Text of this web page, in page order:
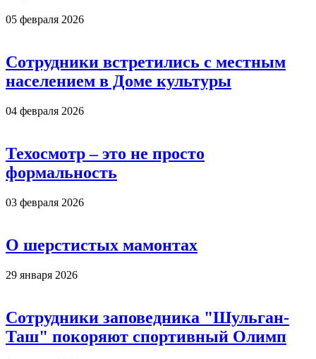
05 февраля 2026
Сотрудники встретились с местным
населением в Доме культуры
04 февраля 2026
Техосмотр – это не просто
формальность
03 февраля 2026
О шерстистых мамонтах
29 января 2026
Сотрудники заповедника "Шульган-
Таш" покоряют спортивный Олимп